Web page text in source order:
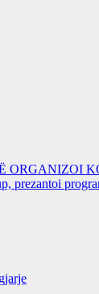
ORGANIZOI
prezantoi